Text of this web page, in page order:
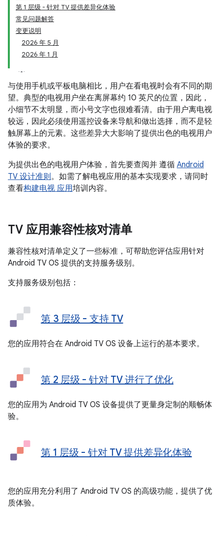
第 1 层级 - 针对 TV 提供差异化体验
常见问题解答
变更说明
2026 年 5 月
2026 年 1 月
与使用手机或平板电脑相比，用户在看电视时会有不同的期
望。典型的电视用户坐在离屏幕约 10 英尺的位置，因此，
小细节不太明显，而小号文字也很难看清。由于用户离电视
较远，因此必须使用遥控设备来导航和做出选择，而不是轻
触屏幕上的元素。这些差异大大影响了提供出色的电视用户
体验的要求。
为提供出色的电视用户体验，首先要查阅并 遵循 Android
TV 设计准则。如需了解电视应用的基本实现要求，请同时
查看构建电视 应用培训内容。
TV 应用兼容性核对清单
兼容性核对清单定义了一些标准，可帮助您评估应用针对
Android TV OS 提供的支持服务级别。
支持服务级别包括：
第 3 层级 - 支持 TV
您的应用符合在 Android TV OS 设备上运行的基本要求。
第 2 层级 - 针对 TV 进行了优化
您的应用为 Android TV OS 设备提供了更量身定制的顺畅体
验。
第 1 层级 - 针对 TV 提供差异化体验
您的应用充分利用了 Android TV OS 的高级功能，提供了优
质体验。